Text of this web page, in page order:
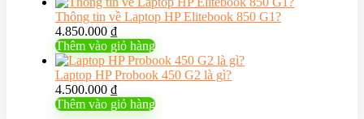
Thông tin về Laptop HP Elitebook 850 G1?
4.850.000 ₫
Thêm vào giỏ hàng
Laptop HP Probook 450 G2 là gì?
4.500.000 ₫
Thêm vào giỏ hàng